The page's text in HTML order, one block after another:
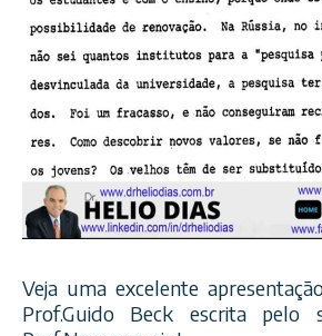
Veja uma excelente
Prof.Guido Beck escrita pelo